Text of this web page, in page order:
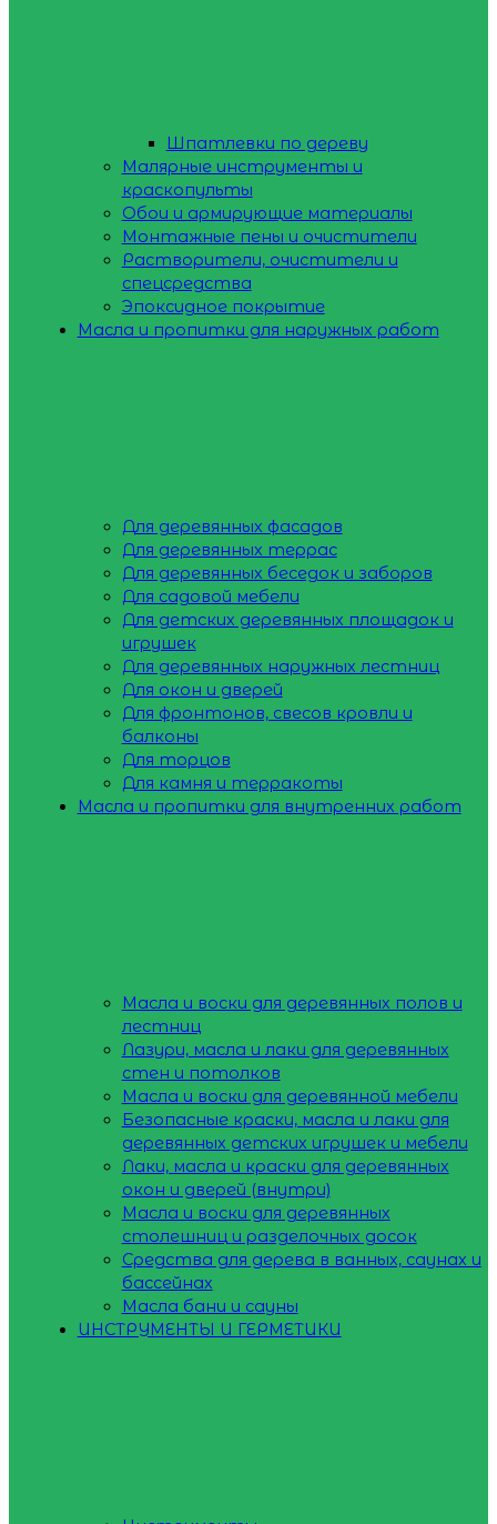
Шпатлевки по дереву
Малярные инструменты и
краскопульты
Обои и армирующие материалы
Монтажные пены и очистители
Растворители, очистители и
спецсредства
Эпоксидное покрытие
Масла и пропитки для наружных работ
Для деревянных фасадов
Для деревянных террас
Для деревянных беседок и заборов
Для садовой мебели
Для детских деревянных площадок и
игрушек
Для деревянных наружных лестниц
Для окон и дверей
Для фронтонов, свесов кровли и
балконы
Для торцов
Для камня и терракоты
Масла и пропитки для внутренних работ
Масла и воски для деревянных полов и
лестниц
Лазури, масла и лаки для деревянных
стен и потолков
Масла и воски для деревянной мебели
Безопасные краски, масла и лаки для
деревянных детских игрушек и мебели
Лаки, масла и краски для деревянных
окон и дверей (внутри)
Масла и воски для деревянных
столешниц и разделочных досок
Средства для дерева в ванных, саунах и
бассейнах
Масла бани и сауны
ИНСТРУМЕНТЫ И ГЕРМЕТИКИ